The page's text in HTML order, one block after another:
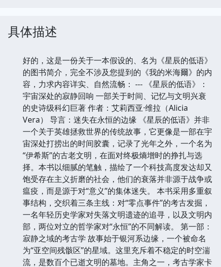
具体描述
好的，这是一份关于一本假设的、名为《星辰的低语》
的图书简介，完全不涉及您提到的《我的米海爾》的内
容，力求内容详实、自然流畅： --- 《星辰的低语》：
宇宙深处的寂静回响 一部关于时间、记忆与文明兴衰
的史诗级科幻巨著 作者：艾莉西亚·维拉（Alicia
Vera） 导言：迷失在永恒的边缘 《星辰的低语》并非
一个关于英雄拯救世界的传统故事，它更像是一部在宇
宙深处打捞出的时间胶囊，记录了光年之外，一个名为
“伊希斯”的古老文明，在面对终极熵增时的挣扎与选
择。本书以细腻的笔触，描绘了一个科技高度发达却又
饱受存在主义折磨的社会，他们的衰落并非源于战争或
瘟疫，而是源于对“意义”的集体迷失。 本书采用多重叙
事结构，交织着三条主线：对“零点事件”的考古发掘，
一名年轻历史学家对失落文明遗迹的追寻，以及文明内
部，两位对立的哲学家对“永恒”的不同解读。 第一部：
寂静之域的考古学 故事始于银河系边缘，一个被命名
为“亚空间残骸区”的星域。这里充斥着不稳定的时空湍
流，是数百个已逝文明的墓地。主角之一，考古学家卡